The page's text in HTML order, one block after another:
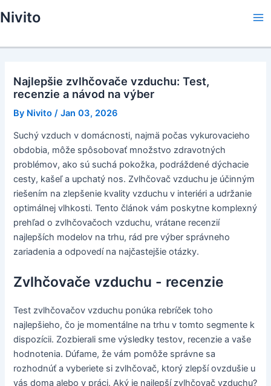
to
Nivito
Najlepšie zvlhčovače vzduchu: Test,
recenzie a návod na výber
By Nivito /Jan 03, 2026
Suchý vzduch v domácnosti, najmä počas vykurovacieho
obdobia, môže spôsobovať množstvo zdravotných
problémov, ako sú suchá pokožka, podráždené dýchacie
cesty, kašeľ a upchatý nos. Zvlhčovač vzduchu je účinným
riešením na zlepšenie kvality vzduchu v interiéri a udržanie
optimálnej vlhkosti. Tento článok vám poskytne komplexný
prehľad o zvlhčovačoch vzduchu, vrátane recenzií
najlepších modelov na trhu, rád pre výber správneho
zariadenia a odpovedí na najčastejšie otázky.
Zvlhčovače vzduchu - recenzie
Test zvlhčovačov vzduchu ponúka rebríček toho
najlepšieho, čo je momentálne na trhu v tomto segmente k
dispozícii. Zozbierali sme výsledky testov, recenzie a vaše
hodnotenia. Dúfame, že vám pomôže správne sa
rozhodnúť a vyberiete si zvlhčovač, ktorý zlepší ovzdušie u
vás doma alebo v práci. Aký je najlepší zvlhčovač vzduchu?